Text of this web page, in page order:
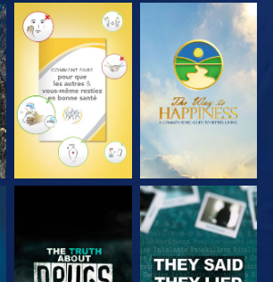
REGARDER REGARDER
REGARDER REGARDER